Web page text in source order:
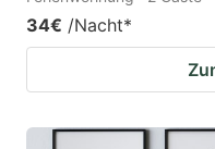
34€ /Nacht*